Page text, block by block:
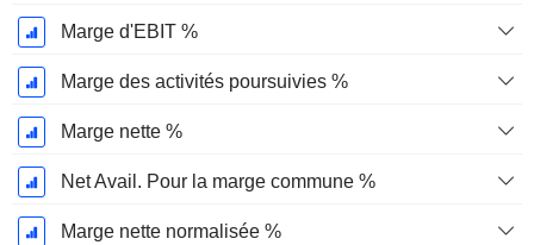
Marge d'EBIT %
Marge des activités poursuivies %
Marge nette %
Net Avail. Pour la marge commune %
Marge nette normalisée %